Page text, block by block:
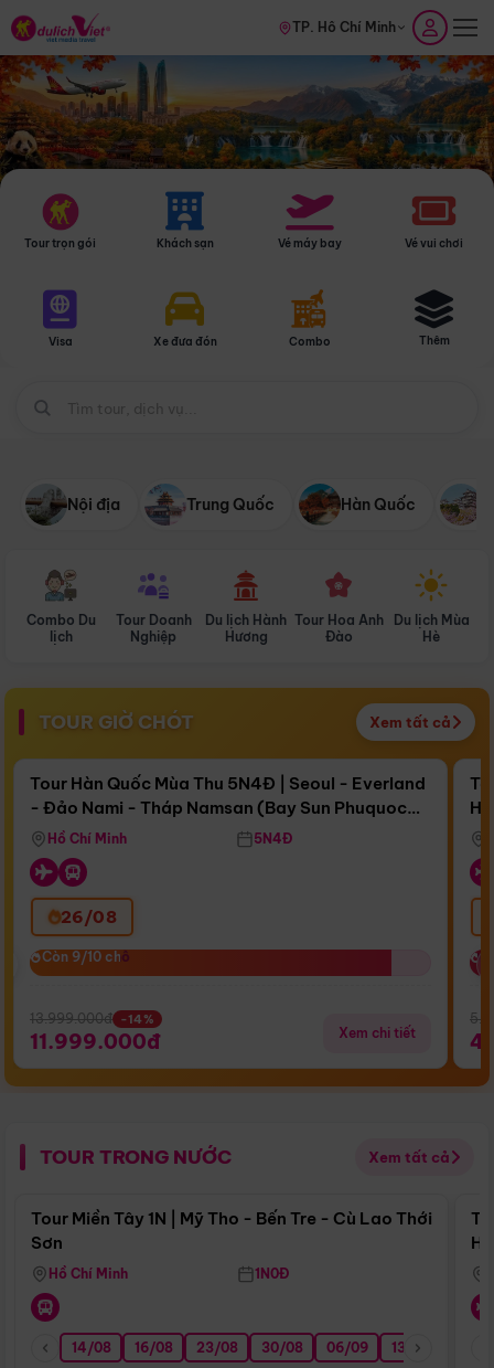
TP. Hồ Chí Minh
Tour trọn gói Khách sạn Vé máy bay Vé vui chơi
Visa Xe đưa đón Combo Thêm
Nội địa Trung Quốc Hàn Quốc
Combo Du
lịch
Tour Doanh
Nghiệp
Du lịch Hành
Hương
Tour Hoa Anh
Đào
Du lịch Mùa
Hè
TOUR GIỜ CHÓT Xem tất cả
Còn17 ngày 01:17:58
Bay Sun Phuquoc Airways
Điểm nổi bật
Tour Hàn Quốc Mùa Thu 5N4Đ | Seoul - Everland
- Đảo Nami - Tháp Namsan (Bay Sun Phuquoc
Airways)
Hồ Chí Minh 5N4Đ
26/08
Còn 9/10 chỗ
Còn 9/10 chỗ
13.999.000đ -14%
11.999.000đ Xem chi tiết
TOUR TRONG NƯỚC Xem tất cả
Điểm nổi bật
Tour Miền Tây 1N | Mỹ Tho - Bến Tre - Cù Lao Thới
Sơn
Hồ Chí Minh 1N0Đ
14/08 16/08 23/08 30/08 06/09 13/09